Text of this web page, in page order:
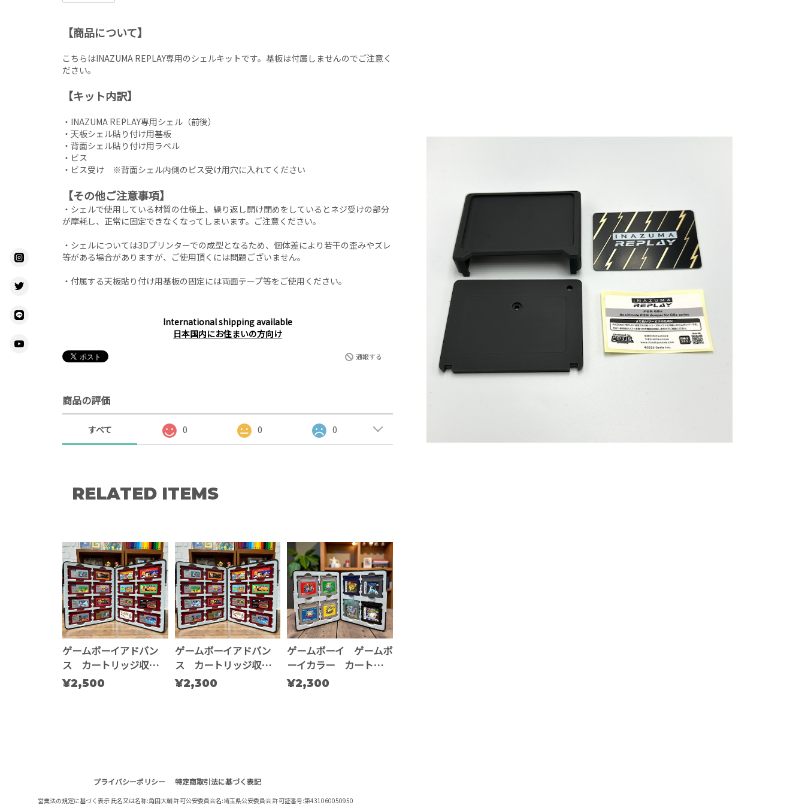
【商品について】
こちらはINAZUMA REPLAY専用のシェルキットです。基板は付属しませんのでご注意く
ださい。
【キット内訳】
・INAZUMA REPLAY専用シェル（前後）
・天板シェル貼り付け用基板
・背面シェル貼り付け用ラベル
・ビス
・ビス受け ※背面シェル内側のビス受け用穴に入れてください
【その他ご注意事項】
・シェルで使用している材質の仕様上、繰り返し開け閉めをしているとネジ受けの部分
が摩耗し、正常に固定できなくなってしまいます。ご注意ください。
・シェルについては3Dプリンターでの成型となるため、個体差により若干の歪みやズレ
等がある場合がありますが、ご使用頂くには問題ございません。
・付属する天板貼り付け用基板の固定には両面テープ等をご使用ください。
International shipping available
日本国内にお住まいの方向け
通報する
商品の評価
すべて 0 0 0
RELATED ITEMS
ゲームボーイアドバン
ス カートリッジ収納ケ
ース
¥2,500
ゲームボーイアドバン
ス カートリッジ収納ケ
ース ※複数個用
¥2,300
ゲームボーイ ゲームボ
ーイカラー カートリッ
ジ収納ケース ※複数個
¥2,300
プライバシーポリシー 特定商取引法に基づく表記
古物営業法の規定に基づく表示 氏名又は名称:角田大輔 許可公安委員会名:埼玉県公安委員会 許可証番号:第431060050950